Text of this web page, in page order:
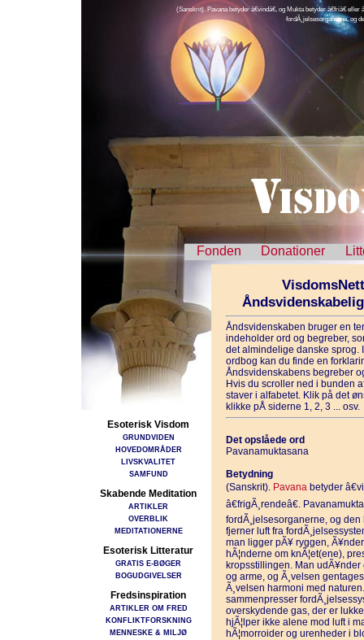
(Sanskrit). Pavana betyder â€vindâ€, og Mukta betyder â€friâ€
fordÃ¸jelsesorganerne, og
Fonden Donationer
Esoterisk Visdom
GRUNDVIDEN
HOVEDOMRÅDER
LIVSKVALITET
SAMFUND
Skabende Meditation
ARTIKLER
OVERBLIK
MEDITATIONERNE
Esoterisk Litteratur
GRATIS E-BØGER
BOGUDGIVELSER
Fredsinspiration
ARTIKLER OM FRED
KONFLIKTFORSKNING
MENNESKE & MILJØ
Åndsvidenskaben bruger en
indeholder ord og begreber,
det almindelige danske sprog.
ordbog kan du finde en
Åndsvidenskabens begreber
Hvis du scroller ned i bunden
staver i alfabetet. Klik på det
klikke pÅ siderne 1, 2, 3 ... osv.
Det opslåede ord
Pavanamuktasana
Betydning
(Sanskrit). Pavanabetyder
â€frigÃ¸rendeâ€.
fordÃ¸jelsesorganerne, og den
fjerner luft fra
man ligger pÃ¥ ryggen,
hÃ¦nderne om knÃ¦et(ene),
kropsstillingen. Man udÃ¥nder
og arme, og Ã¸velsen
Ã¸velsen harmoni med
sammenpresser
overskydende gas, der er
hjÃ¦lper ikke alene mod luft i
hÃ¦morroider og urenheder i